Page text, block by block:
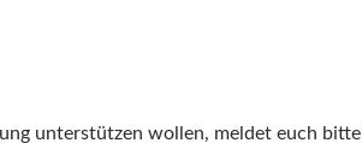
unterstützen wollen, meldet euch bitte